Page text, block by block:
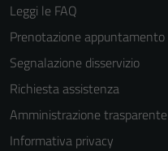
Leggi le FAQ
Prenotazione appuntamento
Segnalazione disservizio
Richiesta assistenza
Amministrazione trasparente
Informativa privacy